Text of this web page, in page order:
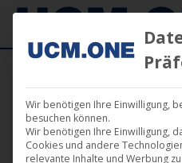
AMOK –
Wir benötigen Ihre Einwilligung,
besuchen können.
Wir benötigen Ihre Einwilligung,
Cookies und andere
relevante Inhalte und Werbung